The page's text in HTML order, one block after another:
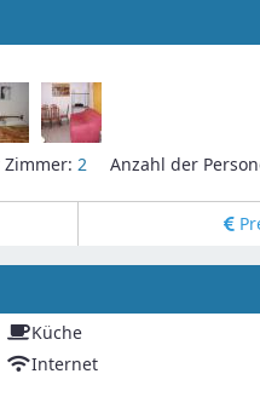
2 Anzahl der
Küche
Internet